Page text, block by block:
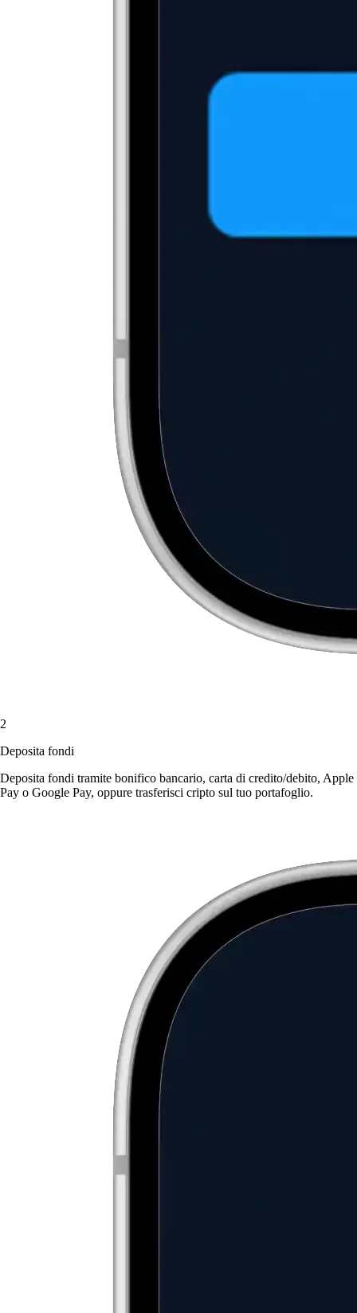
2
Deposita fondi
Deposita fondi tramite bonifico bancario, carta di credito/debito, Apple
Pay o Google Pay, oppure trasferisci cripto sul tuo portafoglio.